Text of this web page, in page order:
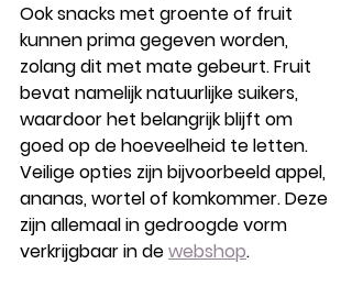
Ook snacks met groente of fruit
kunnen prima gegeven worden,
zolang dit met mate gebeurt. Fruit
bevat namelijk natuurlijke suikers,
waardoor het belangrijk blijft om
goed op de hoeveelheid te letten.
Veilige opties zijn bijvoorbeeld appel,
ananas, wortel of komkommer. Deze
zijn allemaal in gedroogde vorm
verkrijgbaar in de webshop.